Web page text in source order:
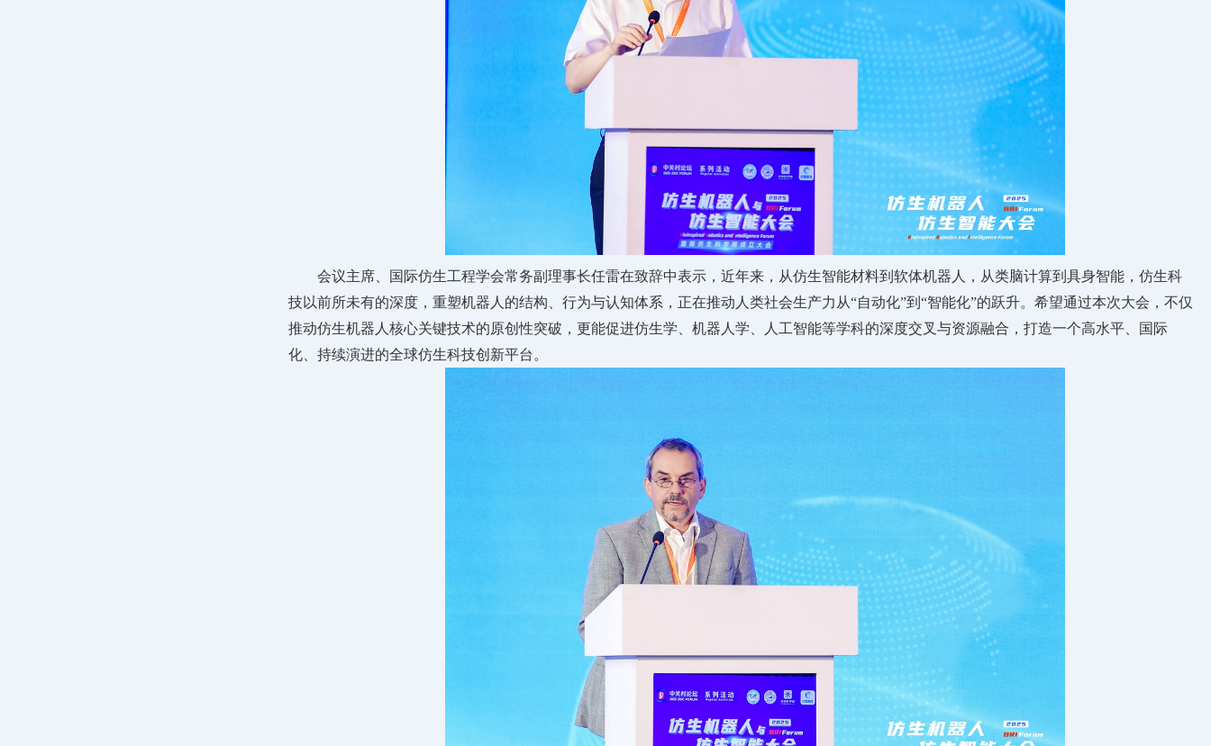
会议主席、国际仿生工程学会常务副理事长任雷在致辞中表示，近年来，从仿生智能材料到软体机器人，从类脑计算到具身智能，仿生科
技以前所未有的深度，重塑机器人的结构、行为与认知体系，正在推动人类社会生产力从“自动化”到“智能化”的跃升。希望通过本次大会，不仅
推动仿生机器人核心关键技术的原创性突破，更能促进仿生学、机器人学、人工智能等学科的深度交叉与资源融合，打造一个高水平、国际
化、持续演进的全球仿生科技创新平台。